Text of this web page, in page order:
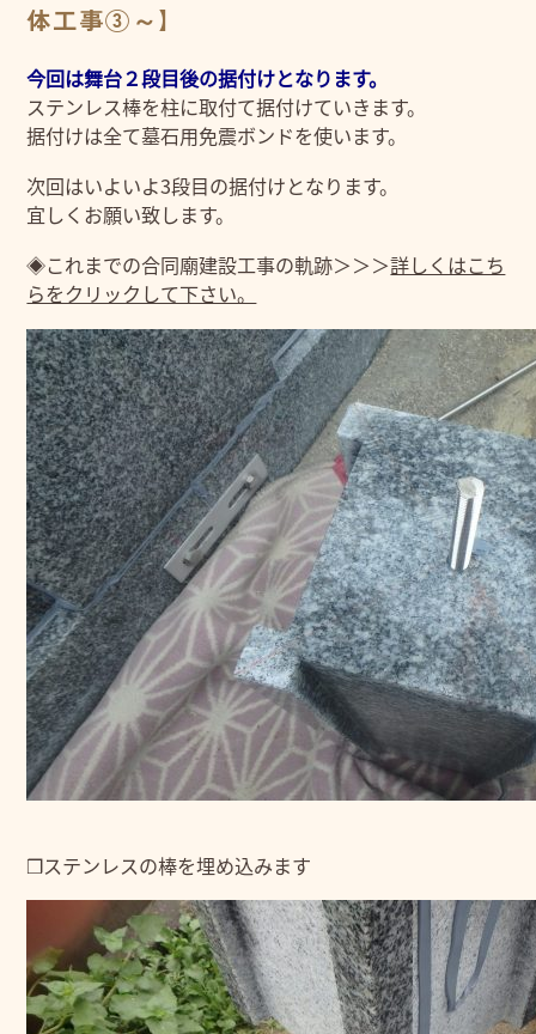
体工事③～】
今回は舞台２段目後の据付けとなります。
ステンレス棒を柱に取付て据付けていきます。
据付けは全て墓石用免震ボンドを使います。
次回はいよいよ3段目の据付けとなります。
宜しくお願い致します。
◈これまでの合同廟建設工事の軌跡＞＞＞詳しくはこち
らをクリックして下さい。
❒ステンレスの棒を埋め込みます